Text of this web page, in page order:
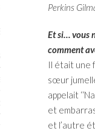
PARISARTISTES #
Perkins
Et si… vous
comment
Il était une
sœur
appelait
et
et l’autre